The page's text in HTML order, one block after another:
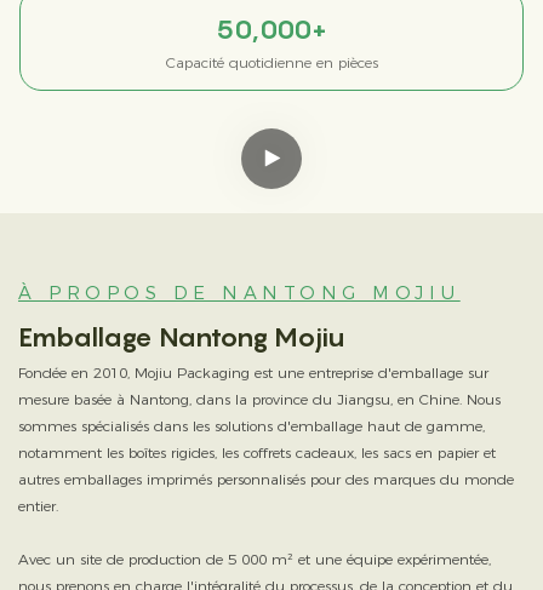
50,000+
Capacité quotidienne en pièces
À PROPOS DE NANTONG MOJIU
Emballage Nantong Mojiu
Fondée en 2010, Mojiu Packaging est une entreprise d'emballage sur
mesure basée à Nantong, dans la province du Jiangsu, en Chine. Nous
sommes spécialisés dans les solutions d'emballage haut de gamme,
notamment les boîtes rigides, les coffrets cadeaux, les sacs en papier et
autres emballages imprimés personnalisés pour des marques du monde
entier.
Avec un site de production de 5 000 m² et une équipe expérimentée,
nous prenons en charge l'intégralité du processus, de la conception et du